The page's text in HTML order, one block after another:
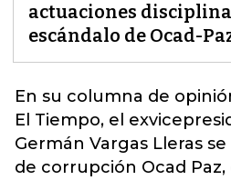
actuaciones
escándalo de Ocad-
En su columna de
El Tiempo, el
Germán Vargas Lleras
de corrupción Ocad